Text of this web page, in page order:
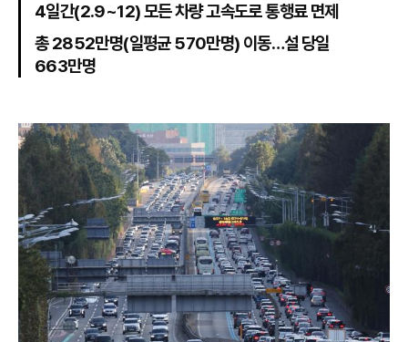
4일간(2.9~12) 모든 차량 고속도로 통행료 면제
총 2852만명(일평균 570만명) 이동…설 당일
663만명